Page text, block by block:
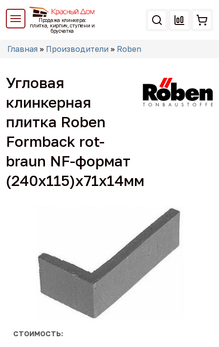
Перейти
основному
Продажа клинкера:
плитка, кирпич, ступени и
брусчатка
Вы
Главная » Производители » Roben
Угловая
клинкерная
плитка Roben
Formback rot-
braun NF-формат
(240x115)x71x14мм
СТОИМОСТЬ: